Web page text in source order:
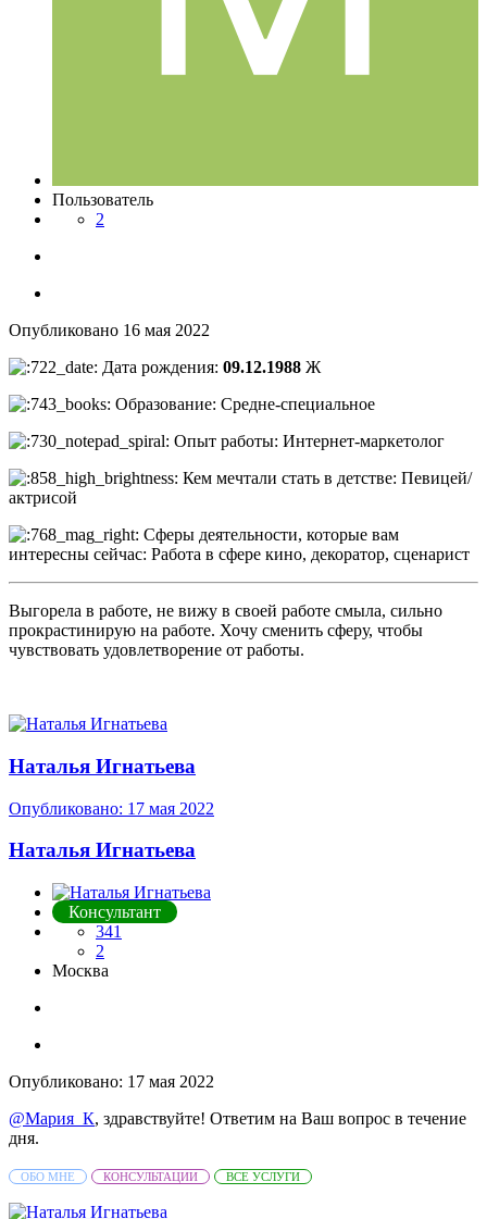
Пользователь
2
Опубликовано 16 мая 2022
Дата рождения: 09.12.1988 Ж
Образование: Средне-специальное
Опыт работы: Интернет-маркетолог
Кем мечтали стать в детстве: Певицей/
актрисой
Сферы деятельности, которые вам
интересны сейчас: Работа в сфере кино, декоратор, сценарист
Выгорела в работе, не вижу в своей работе смыла, сильно
прокрастинирую на работе. Хочу сменить сферу, чтобы
чувствовать удовлетворение от работы.
Наталья Игнатьева
Опубликовано: 17 мая 2022
Наталья Игнатьева
Консультант
341
2
Москва
Опубликовано: 17 мая 2022
@Мария_К, здравствуйте! Ответим на Ваш вопрос в течение
дня.
ОБО МНЕ КОНСУЛЬТАЦИИ ВСЕ УСЛУГИ